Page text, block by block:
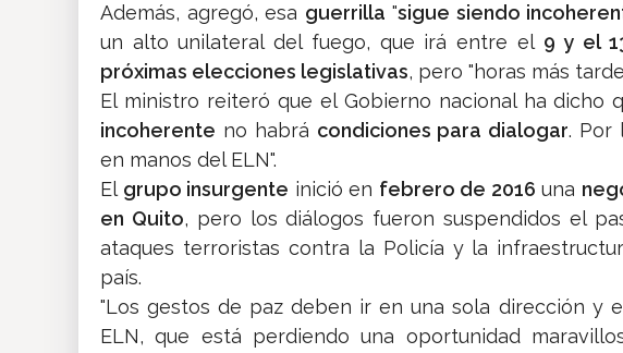
Además, agregó, esa guerrilla "sigue siendo
un alto unilateral del fuego, que irá entre el 9 y el
próximas elecciones legislativas, pero "horas más
El ministro reiteró que el Gobierno nacional ha dicho
incoherente no habrá condiciones para dialogar. Por
en manos del ELN".
El grupo insurgente inició en febrero de 2016 una
en Quito, pero los diálogos fueron suspendidos el
ataques terroristas contra la Policía y la
país.
"Los gestos de paz deben ir en una sola dirección y
ELN, que está perdiendo una oportunidad